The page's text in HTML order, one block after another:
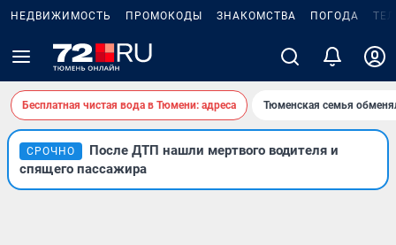
НЕДВИЖИМОСТЬ ПРОМОКОДЫ ЗНАКОМСТВА ПОГОДА
Бесплатная чистая вода в Тюмени: адреса Тюменская семья
СРОЧНО
После ДТП нашли мертвого водителя и
спящего пассажира